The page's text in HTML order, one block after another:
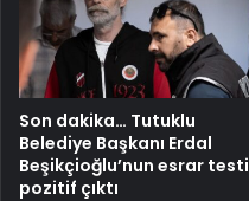
Son dakika… Tutuklu
Belediye Başkanı Erdal
Beşikçioğlu’nun esrar testi
pozitif çıktı